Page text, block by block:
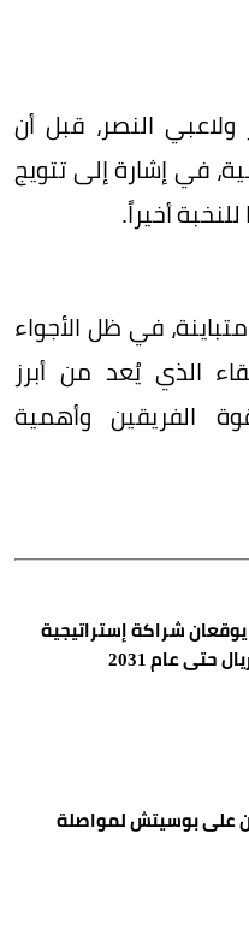
النصر، قبل أن
في إشارة إلى تتويج
أخيراً.
في ظل الأجواء
الذي يُعد من أبرز
الفريقين وأهمية
شراكة إستراتيجية
على بوسيتش لمواصلة